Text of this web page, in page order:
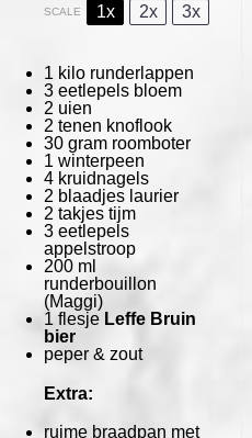
SCALE 1x 2x 3x
1 kilo runderlappen
3 eetlepels bloem
2 uien
2 tenen knoflook
30 gram roomboter
1 winterpeen
4 kruidnagels
2 blaadjes laurier
2 takjes tijm
3 eetlepels
appelstroop
200 ml
runderbouillon
(Maggi)
1 flesje Leffe Bruin
bier
peper & zout
Extra:
ruime braadpan met